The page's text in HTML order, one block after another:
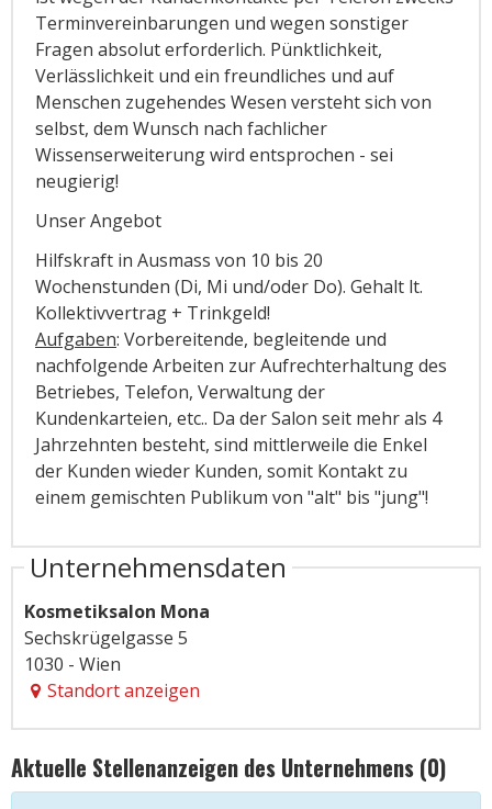
Terminvereinbarungen und wegen sonstiger
Fragen absolut erforderlich. Pünktlichkeit,
Verlässlichkeit und ein freundliches und auf
Menschen zugehendes Wesen versteht sich von
selbst, dem Wunsch nach fachlicher
Wissenserweiterung wird entsprochen - sei
neugierig!
Unser Angebot
Hilfskraft in Ausmass von 10 bis 20
Wochenstunden (Di, Mi und/oder Do). Gehalt lt.
Kollektivvertrag + Trinkgeld!
Aufgaben: Vorbereitende, begleitende und
nachfolgende Arbeiten zur Aufrechterhaltung des
Betriebes, Telefon, Verwaltung der
Kundenkarteien, etc.. Da der Salon seit mehr als 4
Jahrzehnten besteht, sind mittlerweile die Enkel
der Kunden wieder Kunden, somit Kontakt zu
einem gemischten Publikum von "alt" bis "jung"!
Unternehmensdaten
Kosmetiksalon Mona
Sechskrügelgasse 5
1030 - Wien
Standort anzeigen
Aktuelle Stellenanzeigen des Unternehmens (0)